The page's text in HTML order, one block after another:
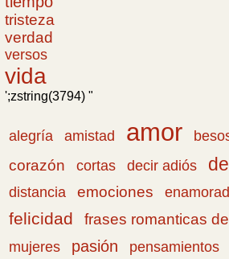
tristeza
verdad
versos
vida
';zstring(3794) "
alegría amistad amor
corazón
cortas decir adiós
distancia emociones
felicidad frases romanticas
mujeres
pasión pensamientos